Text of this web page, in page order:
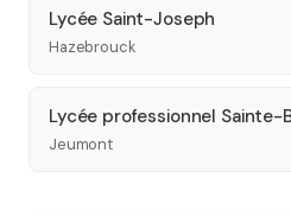
Lycée Saint-Joseph
Hazebrouck
Lycée professionnel
Jeumont